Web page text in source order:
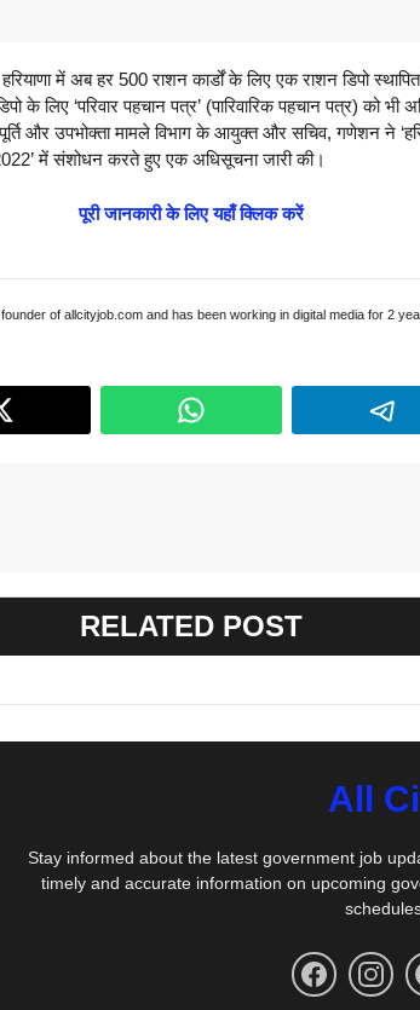
में अब हर 500 राशन कार्डों के लिए एक राशन डिपो
के लिए ‘परिवार पहचान पत्र’ (पारिवारिक पहचान पत्र) को भी
और उपभोक्ता मामले विभाग के आयुक्त और सचिव, गणेशन ने
में संशोधन करते हुए एक अधिसूचना जारी की।
पूरी जानकारी के लिए यहाँ क्लिक करें
of allcityjob.com and has been working in digital media for 2
RELATED POST
All
Stay informed about the latest government job
timely and accurate information on upcoming